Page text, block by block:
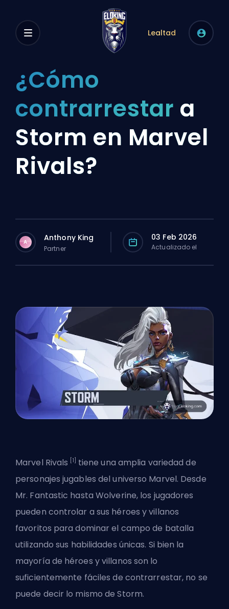
Lealtad
¿Cómo
contrarrestar a
Storm en Marvel
Rivals?
A Anthony King
Partner
03 Feb 2026
Actualizado el
Marvel Rivals [1]
tiene una amplia variedad de
personajes jugables del universo Marvel. Desde
Mr. Fantastic hasta Wolverine, los jugadores
pueden controlar a sus héroes y villanos
favoritos para dominar el campo de batalla
utilizando sus habilidades únicas. Si bien la
mayoría de héroes y villanos son lo
suficientemente fáciles de contrarrestar, no se
puede decir lo mismo de Storm.